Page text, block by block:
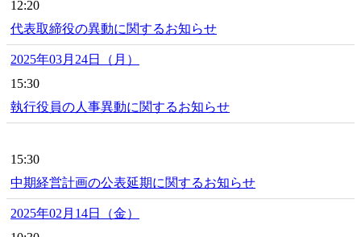
12:20
代表取締役の異動に関するお知らせ
2025年03月24日（月）
15:30
執行役員の人事異動に関するお知らせ
15:30
中期経営計画の公表延期に関するお知らせ
2025年02月14日（金）